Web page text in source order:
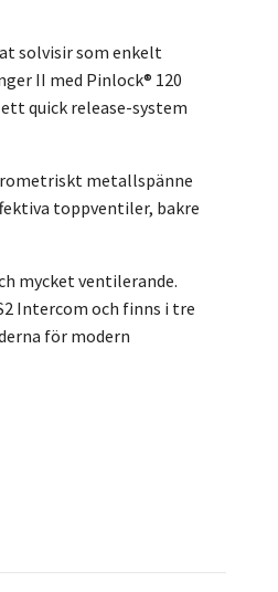
solvisir som enkelt
II med Pinlock® 120
quick release-system
metallspänne
toppventiler, bakre
mycket ventilerande.
Intercom och finns i tre
för modern